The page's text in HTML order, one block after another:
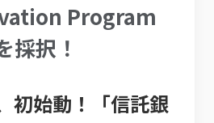
Program
採択！
初始動！「信託銀